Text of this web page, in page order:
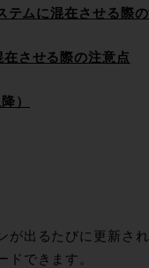
ムに混在させる際の
させる際の注意点
）
出るたびに更新さ
ドできます。